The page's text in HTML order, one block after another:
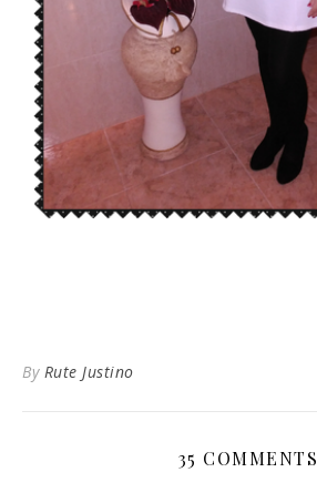
By Rute Justino
35 COMMENTS